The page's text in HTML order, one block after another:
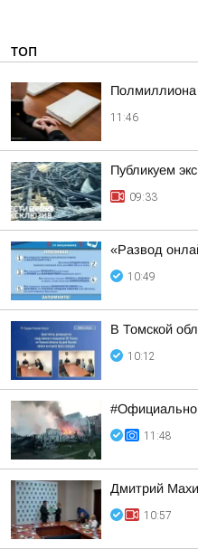
ТОП
Полмиллиона
11:46
Публикуем
09:33
«Развод
10:49
В Томской
10:12
11:48
Дмитрий
10:57